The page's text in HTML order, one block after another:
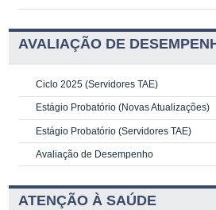
AVALIAÇÃO DE
Ciclo 2025 (Servidores TAE)
Estágio Probatório (Novas Atualizações)
Estágio Probatório (Servidores TAE)
Avaliação de Desempenho
ATENÇÃO À SAÚDE